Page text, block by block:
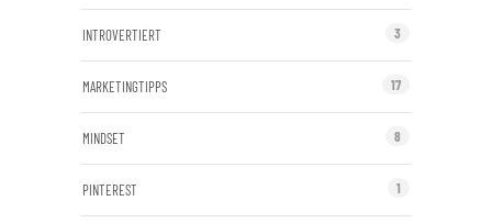
a
i
INTROVERTIERT 3
MARKETINGTIPPS 17
MINDSET 8
PINTEREST 1